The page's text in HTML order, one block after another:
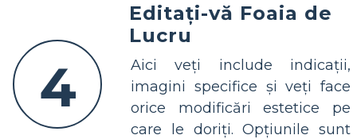
4
Editați-vă Foaia de
Lucru
Aici veți include indicații,
imagini specifice și veți face
orice modificări estetice pe
care le doriți. Opțiunile sunt